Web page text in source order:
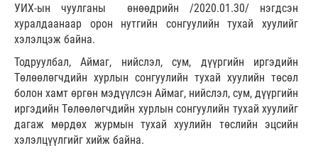
УИХ-ын чуулганы өнөөдрийн /2020.01.30/ нэгдсэн
хуралдаанаар орон нутгийн сонгуулийн тухай хуулийг
хэлэлцэж байна.
Тодруулбал, Аймаг, нийслэл, сум, дүүргийн иргэдийн
Төлөөлөгчдийн хурлын сонгуулийн тухай хуулийн төсөл
болон хамт өргөн мэдүүлсэн Аймаг, нийслэл, сум, дүүргийн
иргэдийн Төлөөлөгчдийн хурлын сонгуулийн тухай хуулийг
дагаж мөрдөх журмын тухай хуулийн төслийн эцсийн
хэлэлцүүлгийг хийж байна.